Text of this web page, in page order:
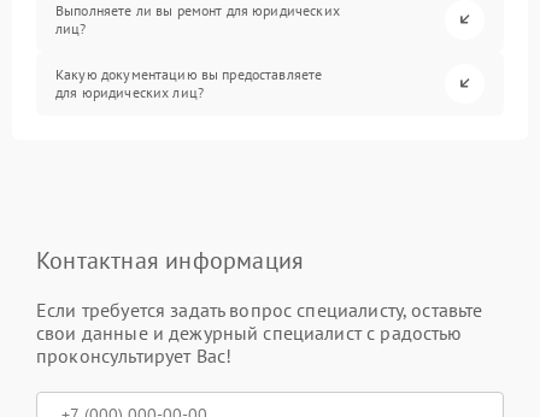
Выполняете ли вы ремонт для юридических
лиц?
Какую документацию вы предоставляете
для юридических лиц?
Контактная информация
Если требуется задать вопрос специалисту, оставьте
свои данные и дежурный специалист с радостью
проконсультирует Вас!